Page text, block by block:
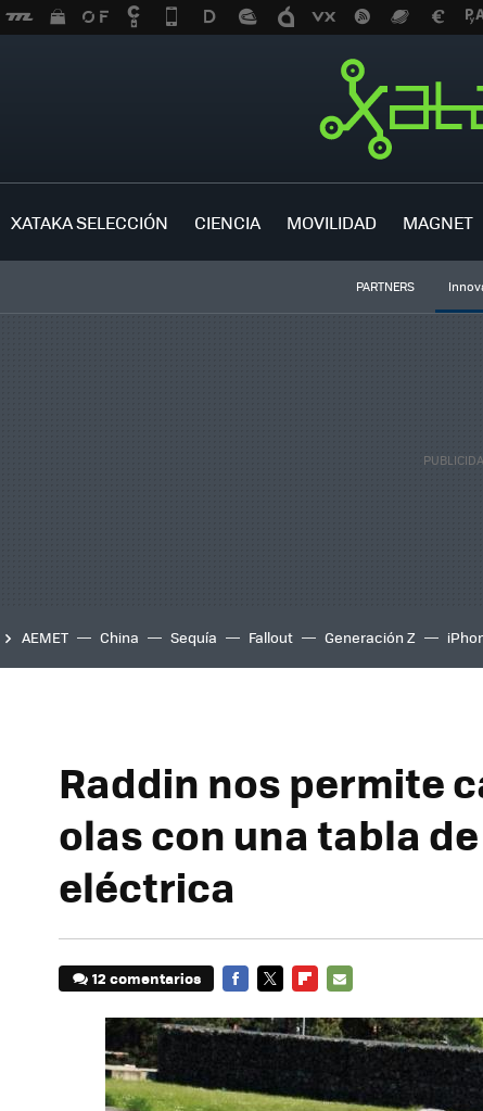
XATAKA SELECCIÓN CIENCIA MOVILIDAD MAGNET
PARTNERS
AEMET China Sequía Fallout Generación Z
Raddin nos permite
olas con una tabla
eléctrica
12 comentarios
MAIL